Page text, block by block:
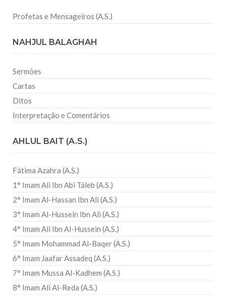
Profetas e Mensageiros (A.S.)
NAHJUL BALAGHAH
Sermões
Cartas
Ditos
Interpretação e Comentários
AHLUL BAIT (A.S.)
Fátima Azahra (A.S.)
1° Imam Ali Ibn Abi Táleb (A.S.)
2° Imam Al-Hassan Ibn Ali (A.S.)
3° Imam Al-Hussein Ibn Ali (A.S.)
4° Imam Ali Ibn Al-Hussein (A.S.)
5° Imam Mohammad Al-Baqer (A.S.)
6° Imam Jaafar Assadeq (A.S.)
7° Imam Mussa Al-Kadhem (A.S.)
8° Imam Ali Al-Reda (A.S.)